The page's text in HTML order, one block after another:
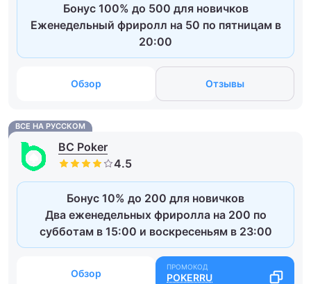
Бонус 100% до 500 для новичков
Еженедельный фриролл на 50 по пятницам в
20:00
Обзор Отзывы
ВСЕ НА РУССКОМ
BC Poker
Бонус 10% до 200 для новичков
Два еженедельных фриролла на 200 по
субботам в 15:00 и воскресеньям в 23:00
Обзор POKERRU